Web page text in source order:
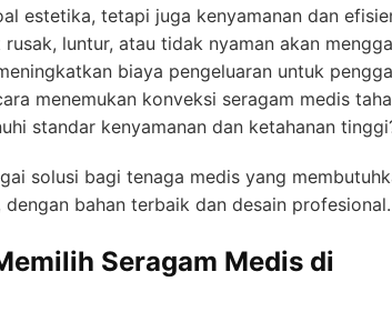
estetika, tetapi juga kenyamanan dan
luntur, atau tidak nyaman akan
biaya pengeluaran untuk
menemukan konveksi seragam medis
standar kenyamanan dan ketahanan
solusi bagi tenaga medis yang
bahan terbaik dan desain profesional.
Seragam Medis di